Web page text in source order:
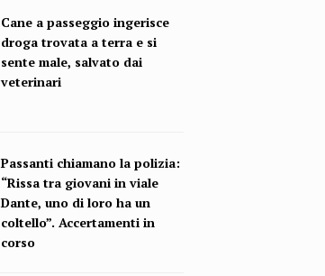
Cane a passeggio ingerisce
droga trovata a terra e si
sente male, salvato dai
veterinari
Passanti chiamano la polizia:
“Rissa tra giovani in viale
Dante, uno di loro ha un
coltello”. Accertamenti in
corso